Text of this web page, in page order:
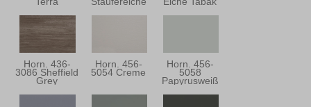
Horn. 436-
3086 Sheffield
Grey
Horn. 456-
5054 Creme
Horn. 456-
5058
Papyrusweiß